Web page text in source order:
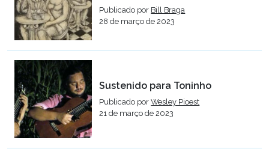
Publicado por Bill Braga
28 de março de 2023
Sustenido para Toninho
Publicado porWesley Pioest
21 de março de 2023